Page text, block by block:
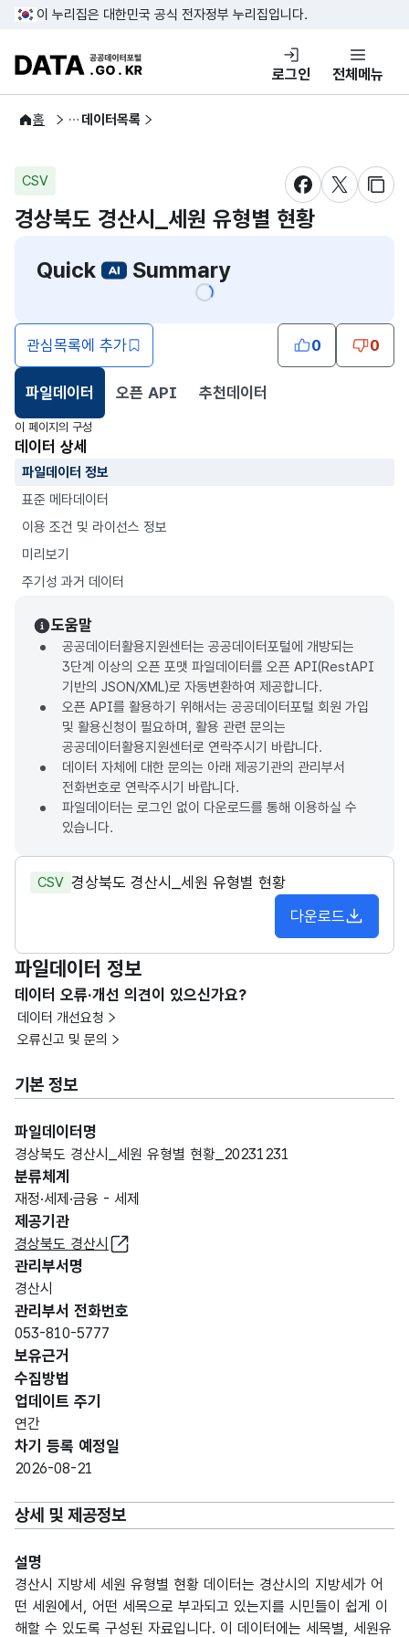
콘텐츠 바로가기
푸터 바로가기
이 누리집은 대한민국 공식 전자정부 누리집입니다.
DATA.GO.KR 공공데이터포털
로그인 전체메뉴
홈
공공데이터 데이터목록
CSV
새창 열림새창 열림
새창
경상북도 경산시_세원 유형별 현황
Quick
Summary
관심목록에 추가 0 0
파일데이터
선택됨
오픈 API 추천데이터
이 페이지의 구성
데이터 상세
파일데이터 정보
표준 메타데이터
이용 조건 및 라이선스 정보
미리보기
주기성 과거 데이터
도움말
공공데이터활용지원센터는 공공데이터포털에 개방되는
3단계 이상의 오픈 포맷 파일데이터를 오픈 API(RestAPI
기반의 JSON/XML)로 자동변환하여 제공합니다.
오픈 API를 활용하기 위해서는 공공데이터포털 회원 가입
및 활용신청이 필요하며, 활용 관련 문의는
공공데이터활용지원센터로 연락주시기 바랍니다.
데이터 자체에 대한 문의는 아래 제공기관의 관리부서
전화번호로 연락주시기 바랍니다.
파일데이터는 로그인 없이 다운로드를 통해 이용하실 수
있습니다.
CSV 경상북도 경산시_세원 유형별 현황
다운로드
파일데이터 정보
데이터 오류·개선 의견이 있으신가요?
데이터 개선요청
오류신고 및 문의
기본 정보
파일데이터명
경상북도 경산시_세원 유형별 현황_20231231
분류체계
재정·세제·금융 - 세제
제공기관
경상북도 경산시
관리부서명
경산시
관리부서 전화번호
053-810-5777
보유근거
수집방법
업데이트 주기
연간
차기 등록 예정일
2026-08-21
상세 및 제공정보
설명
경산시 지방세 세원 유형별 현황 데이터는 경산시의 지방세가 어
떤 세원에서, 어떤 세목으로 부과되고 있는지를 시민들이 쉽게 이
해할 수 있도록 구성된 자료입니다. 이 데이터에는 세목별, 세원유